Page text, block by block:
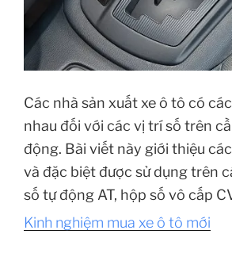
Các nhà sản xuất xe ô tô có
nhau đối với các vị trí số trên
động. Bài viết này giới thiệu
và đặc biệt được sử dụng trên
số tự động AT, hộp số vô cấp
Kinh nghiệm mua xe ô tô mới